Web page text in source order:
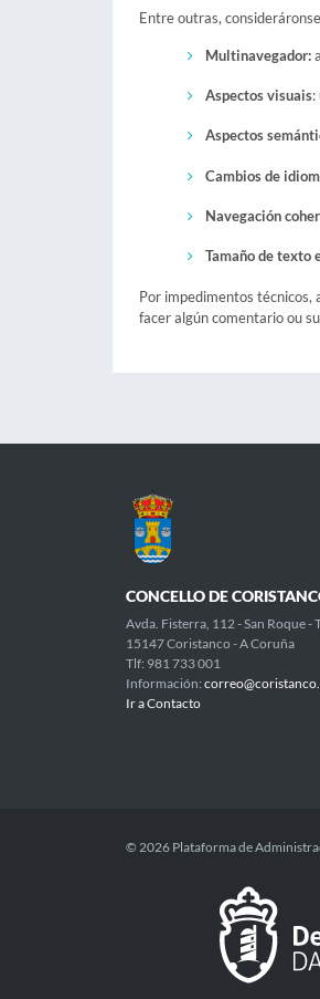
Entre outras,
Multinavegador:
Aspectos visuais:
Aspectos
Cambios de
Navegación
Tamaño de texto
Por impedimentos técnicos,
facer algún comentario ou
CONCELLO DE
Avda. Fisterra, 112 - San Roque -
15147 Coristanco - A Coruña
Tlf: 981 733 001
Información:
Ir a Contacto
© 2026 Plataforma de